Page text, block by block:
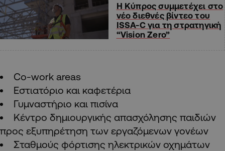
Η Κύπρος συμμετέχει στο
νέο διεθνές βίντεο του
ISSA-C για τη στρατηγική
“Vision Zero”
Co-work areas
Eστιατόριο και καφετέρια
Γυμναστήριο και πισίνα
Κέντρο δημιουργικής απασχόλησης παιδιών
προς εξυπηρέτηση των εργαζόμενων γονέων
Σταθμούς φόρτισης ηλεκτρικών οχημάτων